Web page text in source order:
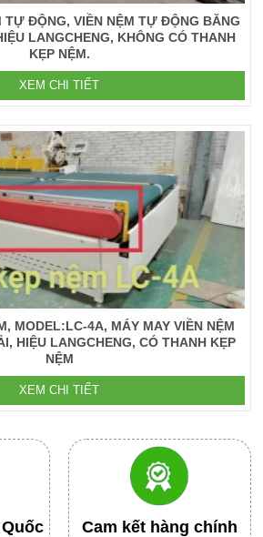
TỰ ĐỘNG, VIỀN NỆM TỰ ĐỘNG BĂNG
LANGCHENG, KHÔNG CÓ THANH
KẸP NỆM.
XEM CHI TIẾT
MODEL:LC-4A, MÁY MAY VIỀN NỆM
HIỆU LANGCHENG, CÓ THANH KẸP
NỆM
XEM CHI TIẾT
Cam kết hàng chính